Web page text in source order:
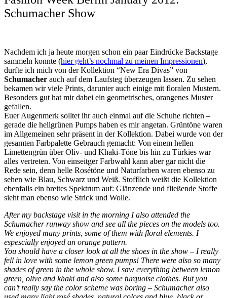
Schumacher Show
Nachdem ich ja heute morgen schon ein paar Eindrücke Backstage
sammeln konnte (hier geht’s nochmal zu meinen Impressionen),
durfte ich mich von der Kollektion “New Era Divas” von
Schumacher auch auf dem Laufsteg überzeugen lassen. Zu sehen
bekamen wir viele Prints, darunter auch einige mit floralen Mustern.
Besonders gut hat mir dabei ein geometrisches, orangenes Muster
gefallen.
Euer Augenmerk solltet ihr auch einmal auf die Schuhe richten –
gerade die hellgrünen Pumps haben es mir angetan. Grüntöne waren
im Allgemeinen sehr präsent in der Kollektion. Dabei wurde von der
gesamten Farbpalette Gebrauch gemacht: Von einem hellen
Limettengrün über Oliv- und Khaki-Töne bis hin zu Türkies war
alles vertreten. Von einseitger Farbwahl kann aber gar nicht die
Rede sein, denn helle Rosétöne und Naturfarben waren ebenso zu
sehen wie Blau, Schwarz und Weiß. Stofflich weißt die Kollektion
ebenfalls ein breites Spektrum auf: Glänzende und fließende Stoffe
sieht man ebenso wie Strick und Wolle.
After my backstage visit in the morning I also attended the
Schumacher runway show and see all the pieces on the models too.
We enjoyed many prints, some of them with floral elements. I
espescially enjoyed an orange pattern.
You should have a closer look at all the shoes in the show – I really
fell in love with some lemon green pumps! There were also so many
shades of green in the whole show. I saw everything between lemon
green, olive and khaki and also some turquoise clothes. But you
can’t really say the color scheme was boring – Schumacher also